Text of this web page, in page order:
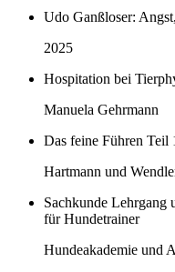
Udo Ganßloser:
2025
Hospitation bei
Manuela Gehrmann
Das feine Führen Teil
Hartmann und
Sachkunde Lehrgang
für Hundetrainer
Hundeakademie und